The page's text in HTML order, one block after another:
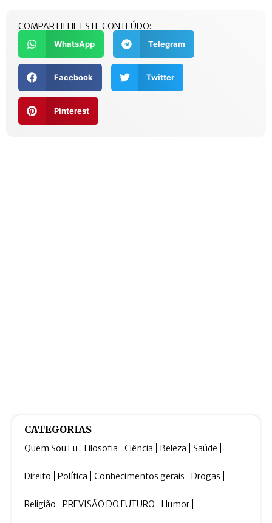
COMPARTILHE ESTE CONTEÚDO:
WhatsApp Telegram
Facebook Twitter
Pinterest
CATEGORIAS
Quem Sou Eu Filosofia Ciência Beleza Saúde
Direito Política Conhecimentos gerais Drogas
Religião PREVISÃO DO FUTURO Humor